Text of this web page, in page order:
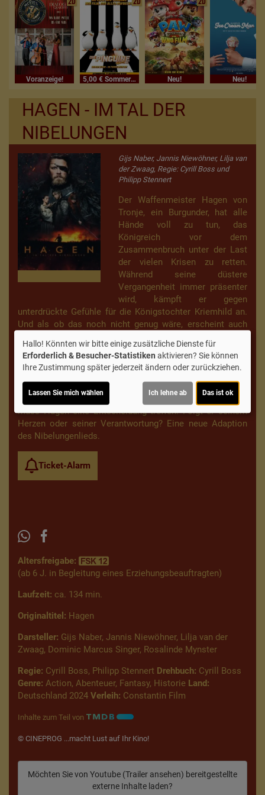
Voranzeige! 5,00 € Sommerferienkino Neu! Neu!
HAGEN - IM TAL DER
NIBELUNGEN
Gijs Naber, Jannis Niewöhner, Lilja van
der Zwaag, Regie: Cyrill Boss und
Philipp Stennert
Der Waffenmeister Hagen von
Tronje, ein Burgunder, hat alle
Hände voll zu tun, das
Königreich vor dem
Zusammenbruch unter der Last
der vielen Krisen zu retten.
Während seine düstere
Vergangenheit immer präsenter
wird, kämpft er gegen
unterdrückte Gefühle für die Königstochter Kriemhild an.
Und als ob das noch nicht genug wäre, erscheint auch
Worms und sorgt für reichlich Chaos. Doch der neue
junge König Gunter sieht in Siegfried eine Chance, das
Reich zu retten. Sein Plan beinhaltet, ausgerechnet die
unberechenbare Walküre Brunhild zur Frau zu nehmen. Als
Kriemhild sich schließlich auch noch in Siegfried verliebt,
muss Hagen eine Entscheidung treffen. Folgt er seinem
Herzen oder seiner Verantwortung? Eine neue Adaption
des Nibelungenlieds.
Ticket-Alarm
Altersfreigabe:
(ab 6 J. in Begleitung eines Erziehungsbeauftragten)
Laufzeit: ca. 134 min.
Originaltitel: Hagen
Darsteller: Gijs Naber, Jannis Niewöhner, Lilja van der
Zwaag, Dominic Marcus Singer, Rosalinde Mynster
Regie: Cyrill Boss, Philipp Stennert Drehbuch: Cyrill Boss
Genre: Action, Abenteuer, Fantasy, Historie Land:
Deutschland 2024 Verleih: Constantin Film
Inhalte zum Teil von
© CINEPROG ...macht Lust auf Ihr Kino!
Möchten Sie von Youtube (Trailer ansehen) bereitgestellte
externe Inhalte laden?
Hallo! Könnten wir bitte einige zusätzliche Dienste für
Erforderlich & Besucher-Statistiken aktivieren? Sie können
Ihre Zustimmung später jederzeit ändern oder zurückziehen.
Lassen Sie mich wählen Ich lehne ab Das ist ok